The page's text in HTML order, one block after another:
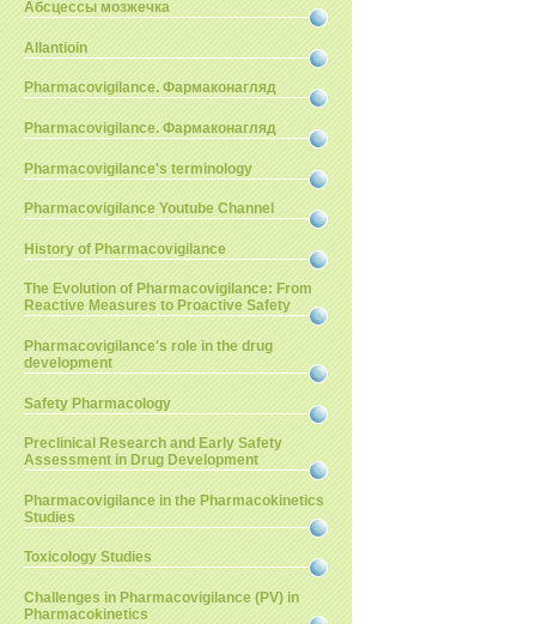
Абсцессы мозжечка
Allantioin
Pharmacovigilance. Фармаконагляд
Pharmacovigilance. Фармаконагляд
Pharmacovigilance's terminology
Pharmacovigilance Youtube Channel
History of Pharmacovigilance
The Evolution of Pharmacovigilance: From
Reactive Measures to Proactive Safety
Pharmacovigilance's role in the drug
development
Safety Pharmacology
Preclinical Research and Early Safety
Assessment in Drug Development
Pharmacovigilance in the Pharmacokinetics
Studies
Toxicology Studies
Challenges in Pharmacovigilance (PV) in
Pharmacokinetics